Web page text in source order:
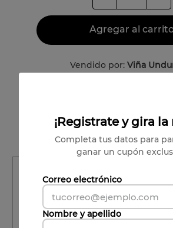
Agregar al
Vendido por: Viña
Región
Comuna
¡Registrate y gira
Completa tus datos para
ganar un cupón
Correo electrónico
Nombre y apellido